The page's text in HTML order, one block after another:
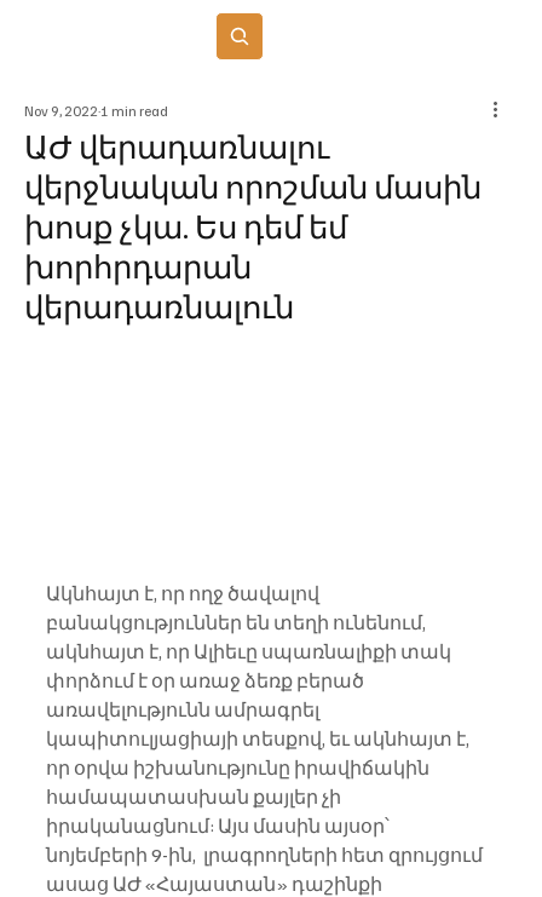
ԱԺ վերադառնալու
վերջնական որոշման մասին
խոսք չկա. Ես դեմ եմ
խորհրդարան
վերադառնալուն
Nov 9, 2022 1 min read
Ակնհայտ է, որ ողջ ծավալով
բանակցություններ են տեղի ունենում,
ակնհայտ է, որ Ալիեւը սպառնալիքի տակ
փորձում է օր առաջ ձեռք բերած
առավելությունն ամրագրել
կապիտուլյացիայի տեսքով, եւ ակնհայտ է,
որ օրվա իշխանությունը իրավիճակին
համապատասխան քայլեր չի
իրականացնում: Այս մասին այսօր՝
նոյեմբերի 9-ին,  լրագրողների հետ զրույցում
ասաց ԱԺ «Հայաստան» դաշինքի